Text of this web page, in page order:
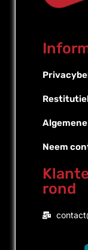
Neem
rond